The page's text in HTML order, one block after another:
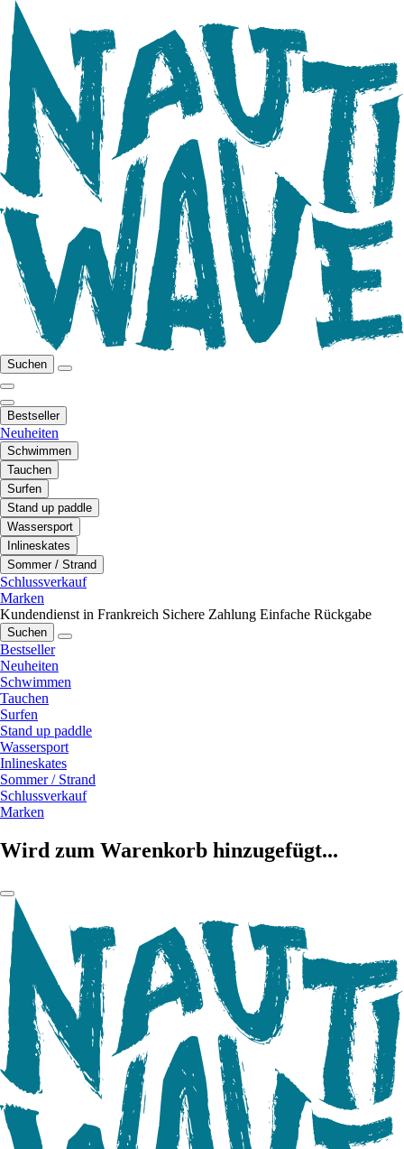
Suchen
Bestseller
Neuheiten
Schwimmen
Tauchen
Surfen
Stand up paddle
Wassersport
Inlineskates
Sommer / Strand
Schlussverkauf
Marken
Kundendienst in Frankreich Sichere Zahlung Einfache Rückgabe
Suchen
Bestseller
Neuheiten
Schwimmen
Tauchen
Surfen
Stand up paddle
Wassersport
Inlineskates
Sommer / Strand
Schlussverkauf
Marken
Wird zum Warenkorb hinzugefügt...